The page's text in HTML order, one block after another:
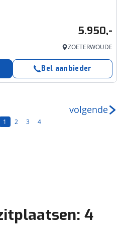
5.950,-
ZOETERWOUDE
Bel aanbieder
1 2 3 4
volgende
4